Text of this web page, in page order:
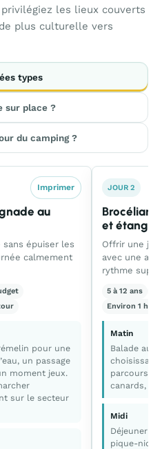
les lieux couverts
plus culturelle vers
types
sur place ?
du camping ?
Imprimer
au
sans épuiser les
calmement
pour une
un passage
moment jeux.
sur le secteur
JOUR 2
et étang
Offrir une
avec une
rythme
5 à 12 ans
Environ 1 h
Matin
Balade au
choisissant
parcours.
canards,
Midi
Déjeuner
pique-